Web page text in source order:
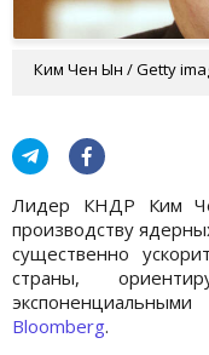
Ким Чен Ын / Getty
Лидер КНДР Ким
производству
существенно
страны,
Bloomberg.